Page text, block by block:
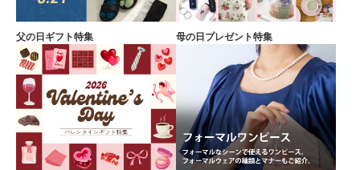
父の日ギフト特集 母の日プレゼント特集